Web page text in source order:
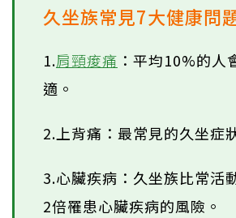
久坐族常見7大健康問
1.肩頸痠痛 ：平均10%的人
適。
2.上背痛：最常見的久坐症
3.心臟疾病：久坐族比常活
2倍罹患心臟疾病的風險。